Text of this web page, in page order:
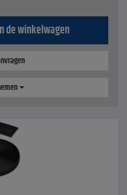
de winkelwagen